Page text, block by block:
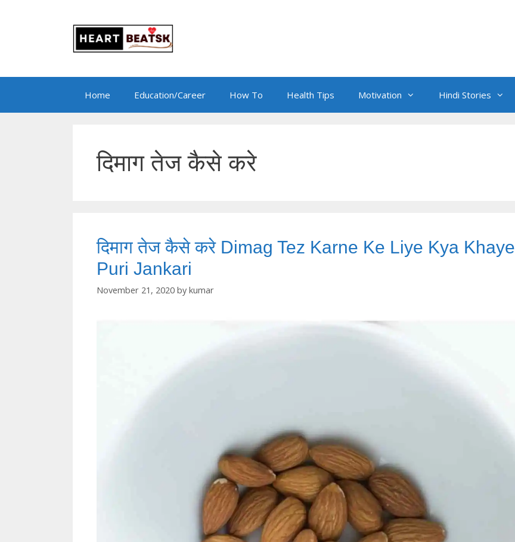
Home Education/Career How To Health Tips Motivation Hindi Stories
दिमाग तेज कैसे करे
दिमाग तेज कैसे करे Dimag Tez Karne Ke Liye Kya Khaye
Puri Jankari
November 21, 2020 by kumar